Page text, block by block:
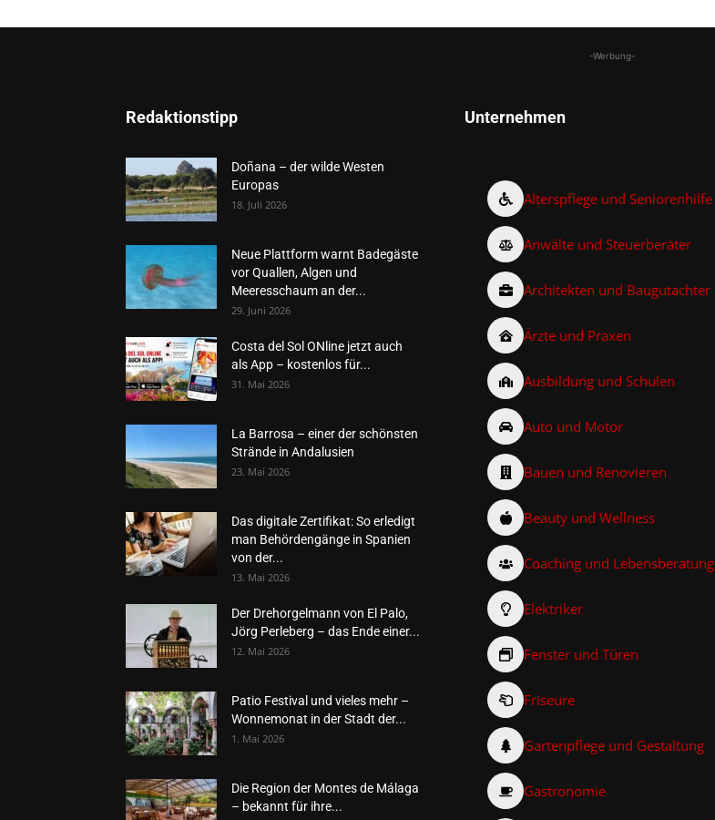
-Werbung-
Redaktionstipp
Doñana – der wilde Westen
Europas
18. Juli 2026
Neue Plattform warnt Badegäste
vor Quallen, Algen und
Meeresschaum an der...
29. Juni 2026
Costa del Sol ONline jetzt auch
als App – kostenlos für...
31. Mai 2026
La Barrosa – einer der schönsten
Strände in Andalusien
23. Mai 2026
Das digitale Zertifikat: So erledigt
man Behördengänge in Spanien
von der...
13. Mai 2026
Der Drehorgelmann von El Palo,
Jörg Perleberg – das Ende einer...
12. Mai 2026
Patio Festival und vieles mehr –
Wonnemonat in der Stadt der...
1. Mai 2026
Die Region der Montes de Málaga
– bekannt für ihre...
Unternehmen
Alterspflege und Seniorenhilfe
Anwälte und Steuerberater
Architekten und Baugutachter
Ärzte und Praxen
Ausbildung und Schulen
Auto und Motor
Bauen und Renovieren
Beauty und Wellness
Coaching und Lebensberatung
Elektriker
Fenster und Türen
Friseure
Gartenpflege und Gestaltung
Gastronomie